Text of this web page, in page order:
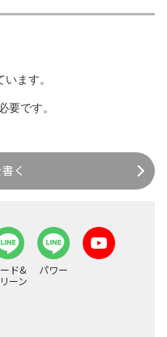
ます。
要です。
く
ド&
ーン
パワー